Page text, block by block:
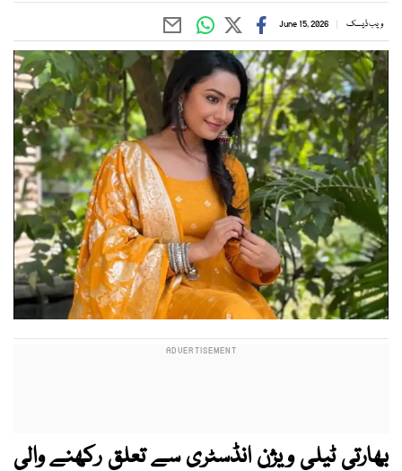
ویب ڈیسک June 15, 2026
بھارتی ٹیلی ویژن انڈسٹری سے تعلق رکھنے والی